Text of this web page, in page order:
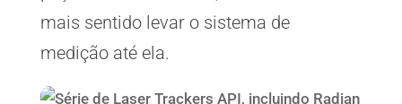
mais sentido levar o sistema de
medição até ela.